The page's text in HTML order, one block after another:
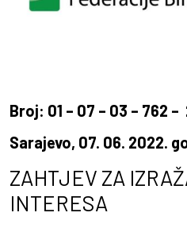
Broj: 01 – 07 – 03 – 762
Sarajevo, 07. 06. 2022.
ZAHTJEV ZA
INTERESA